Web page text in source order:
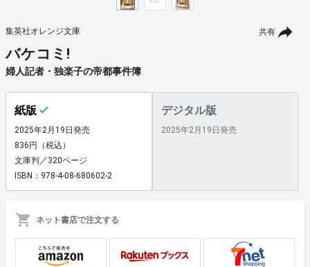
共有
集英社オレンジ文庫
バケコミ!
婦人記者・独楽子の帝都事件簿
紙版
2025年2月19日発売
836円（税込）
文庫判／320ページ
ISBN：978-4-08-680602-2
デジタル版
2025年2月19日発売
ネット書店で注文する